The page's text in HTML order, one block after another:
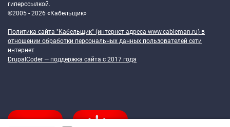
гиперссылкой.
©2005 - 2026 «Кабельщик»
Политика сайта "Кабельщик" (интернет-адреса www.cableman.ru) в
отношении обработки персональных данных пользователей сети
интернет
DrupalCoder — поддержка сайта c 2017 года